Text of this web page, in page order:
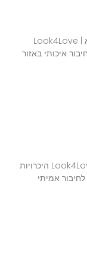
היכרויות עם קוקסינליות בקריות – המדריך המלא | Look4Love
איכותי באזור
היכרויות עם קוקסינליות ישראליות בטלגרם – Look4Love היכרויות
אמיתי